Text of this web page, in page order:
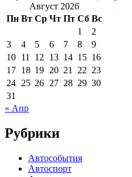
Август 2026
Пн Вт Ср Чт Пт Сб Вс
1
2
3
4 5 6 7 8
9
10 11 12 13 14 15 16
17 18 19 20 21 22 23
24 25 26 27 28 29 30
31
« Апр
Рубрики
Автособытия
Автоспорт